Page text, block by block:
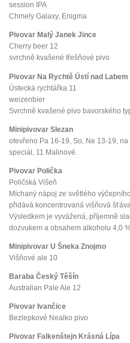
session IPA
Chmely Galaxy, Enigma
Pivovar Malý Janek Jince
Cherry beer 12
svrchně kvašené třešňové pivo
Pivovar Na Rychtě Ústí nad Labem
Ústecká rychtářka 11
weizenbier
Svrchně kvašené pivo bavorského
Minipivovar Slezan
otevřeno Pa 16-19, So, Ne 13-19,
speciál, 11 Malinové.
Pivovar Polička
Poličská Višeň
Míchaný nápoj ze světlého
přidává koncentrovaná višňová
Výsledkem je vyvážená, příjemně
dozvukem a obsahem alkoholu 4,0
Minipivovar U Šneka Znojmo
Višňové ale 10
Baraba Český Těšín
Australian Pale Ale 12
Pivovar Ivančice
Bezlepkové Nealko pivo
Pivovar Falkenštejn Krásná Lípa